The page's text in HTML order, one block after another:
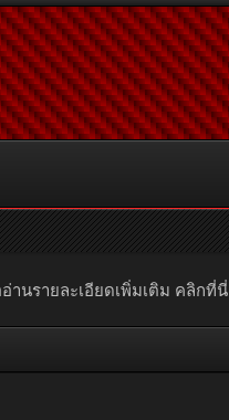
านรายละเอียดเพิ่มเติม คลิกที่นี่